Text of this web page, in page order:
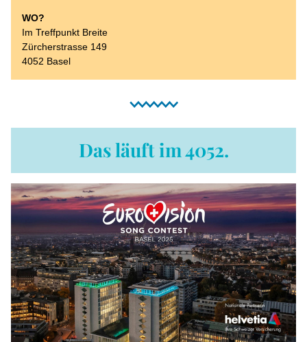
WO?
Im Treffpunkt Breite
Zürcherstrasse 149
4052 Basel
Das läuft im 4052.